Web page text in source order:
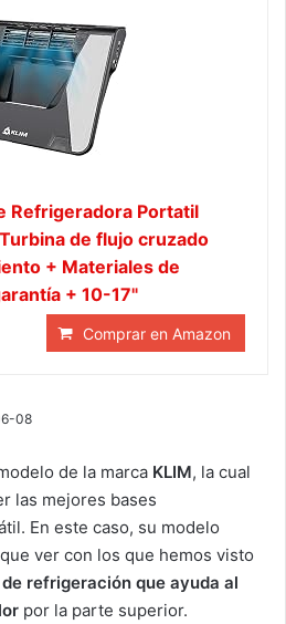
Refrigeradora Portatil
Turbina de flujo cruzado
+ Materiales de
+ 10-17"
Comprar en Amazon
08
de la marca KLIM, la cual
las mejores bases
En este caso, su modelo
ver con los que hemos visto
refrigeración que ayuda al
por la parte superior.